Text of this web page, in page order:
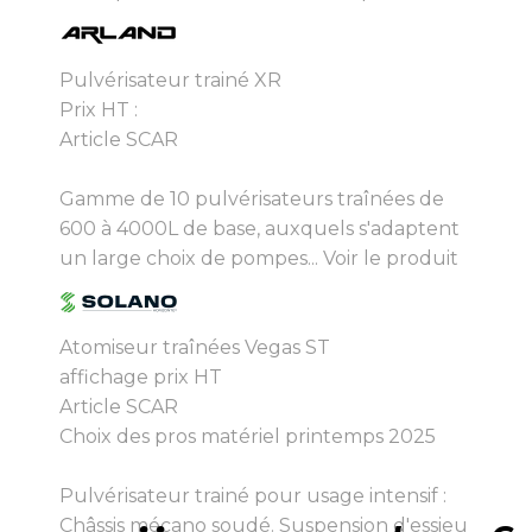
Pulvérisateur trainé XR
Prix HT :
Article SCAR
Gamme de 10 pulvérisateurs traînées de
600 à 4000L de base, auxquels s'adaptent
un large choix de pompes... Voir le produit
Atomiseur traînées Vegas ST
affichage prix HT
Article SCAR
Choix des pros matériel printemps 2025
Pulvérisateur trainé pour usage intensif :
Châssis mécano soudé. Suspension d'essieu